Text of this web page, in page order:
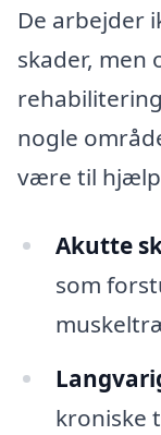
De arbejder
skader, men
nogle
være til
Akutte
som
kroniske